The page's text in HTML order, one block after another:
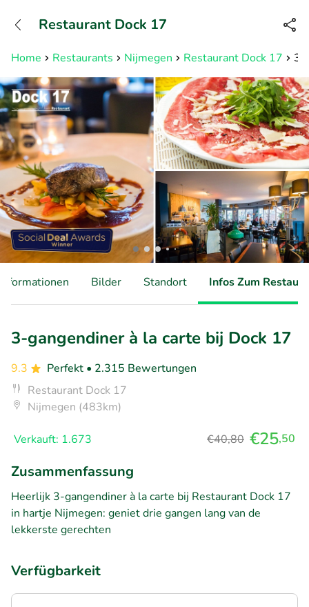
Erreichbar bis 23:00 Uhr (max
0,09€/Min)
Home Restaurants Nijmegen Restaurant Dock 17 3-
Restaurant Dock 17
Informationen Bilder Standort Infos Zum
3-gangendiner à la carte bij Dock 17
9.3 Perfekt • 2.315 Bewertungen
Restaurant Dock 17
Nijmegen (483km)
Verkauft: 1.673 €40,80 €25,50
Zusammenfassung
Heerlijk 3-gangendiner à la carte bij Restaurant Dock 17
in hartje Nijmegen: geniet drie gangen lang van de
lekkerste gerechten
Verfügbarkeit